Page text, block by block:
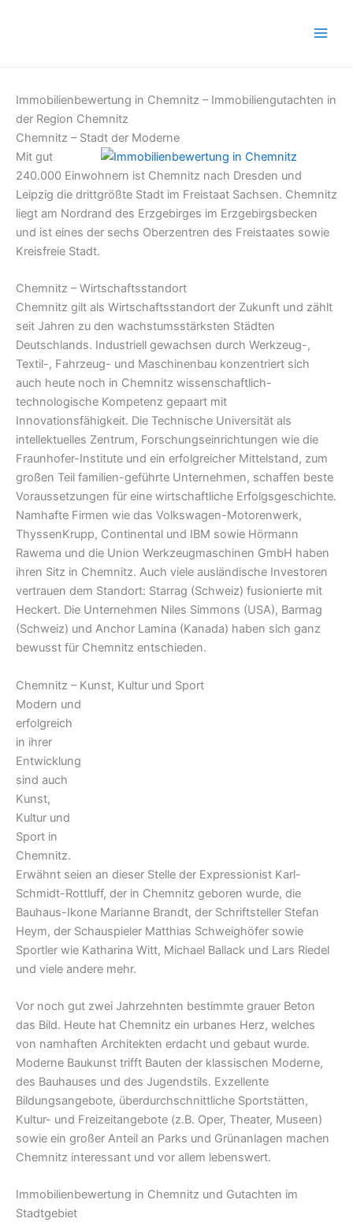
Immobilienbewertung in Chemnitz – Immobiliengutachten in
der Region Chemnitz
Chemnitz – Stadt der Moderne
Mit gut
240.000 Einwohnern ist Chemnitz nach Dresden und
Leipzig die drittgrößte Stadt im Freistaat Sachsen. Chemnitz
liegt am Nordrand des Erzgebirges im Erzgebirgsbecken
und ist eines der sechs Oberzentren des Freistaates sowie
Kreisfreie Stadt.
Chemnitz – Wirtschaftsstandort
Chemnitz gilt als Wirtschaftsstandort der Zukunft und zählt
seit Jahren zu den wachstumsstärksten Städten
Deutschlands. Industriell gewachsen durch Werkzeug-,
Textil-, Fahrzeug- und Maschinenbau konzentriert sich
auch heute noch in Chemnitz wissenschaftlich-
technologische Kompetenz gepaart mit
Innovationsfähigkeit. Die Technische Universität als
intellektuelles Zentrum, Forschungseinrichtungen wie die
Fraunhofer-Institute und ein erfolgreicher Mittelstand, zum
großen Teil familien-geführte Unternehmen, schaffen beste
Voraussetzungen für eine wirtschaftliche Erfolgsgeschichte.
Namhafte Firmen wie das Volkswagen-Motorenwerk,
ThyssenKrupp, Continental und IBM sowie Hörmann
Rawema und die Union Werkzeugmaschinen GmbH haben
ihren Sitz in Chemnitz. Auch viele ausländische Investoren
vertrauen dem Standort: Starrag (Schweiz) fusionierte mit
Heckert. Die Unternehmen Niles Simmons (USA), Barmag
(Schweiz) und Anchor Lamina (Kanada) haben sich ganz
bewusst für Chemnitz entschieden.
Chemnitz – Kunst, Kultur und Sport
Modern und
erfolgreich
in ihrer
Entwicklung
sind auch
Kunst,
Kultur und
Sport in
Chemnitz.
Erwähnt seien an dieser Stelle der Expressionist Karl-
Schmidt-Rottluff, der in Chemnitz geboren wurde, die
Bauhaus-Ikone Marianne Brandt, der Schriftsteller Stefan
Heym, der Schauspieler Matthias Schweighöfer sowie
Sportler wie Katharina Witt, Michael Ballack und Lars Riedel
und viele andere mehr.
Vor noch gut zwei Jahrzehnten bestimmte grauer Beton
das Bild. Heute hat Chemnitz ein urbanes Herz, welches
von namhaften Architekten erdacht und gebaut wurde.
Moderne Baukunst trifft Bauten der klassischen Moderne,
des Bauhauses und des Jugendstils. Exzellente
Bildungsangebote, überdurchschnittliche Sportstätten,
Kultur- und Freizeitangebote (z.B. Oper, Theater, Museen)
sowie ein großer Anteil an Parks und Grünanlagen machen
Chemnitz interessant und vor allem lebenswert.
Immobilienbewertung in Chemnitz und Gutachten im
Stadtgebiet